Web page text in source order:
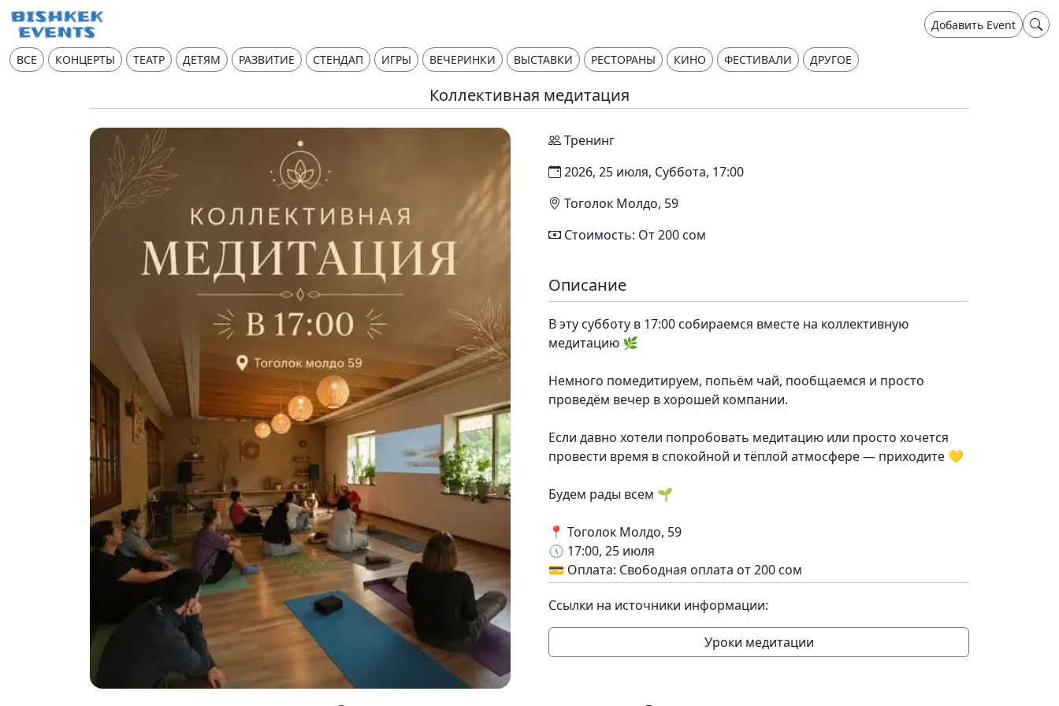
Добавить Event
ВСЕ КОНЦЕРТЫ ТЕАТР ДЕТЯМ РАЗВИТИЕ СТЕНДАП ИГРЫ ВЕЧЕРИНКИ ВЫСТАВКИ РЕСТОРАНЫ КИНО ФЕСТИВАЛИ ДРУГОЕ
Коллективная медитация
Тренинг
2026, 25 июля, Суббота, 17:00
Тоголок Молдо, 59
Стоимость: От 200 сом
Описание
В эту субботу в 17:00 собираемся вместе на коллективную
медитацию 🌿
Немного помедитируем, попьём чай, пообщаемся и просто
проведём вечер в хорошей компании.
Если давно хотели попробовать медитацию или просто хочется
провести время в спокойной и тёплой атмосфере — приходите 💛
Будем рады всем 🌱
📍 Тоголок Молдо, 59
🕔 17:00, 25 июля
💳 Оплата: Свободная оплата от 200 сом
Ссылки на источники информации:
Уроки медитации